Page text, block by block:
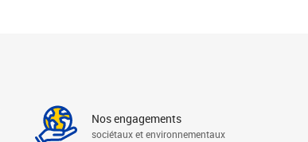
Nos engagements
sociétaux et environnementaux